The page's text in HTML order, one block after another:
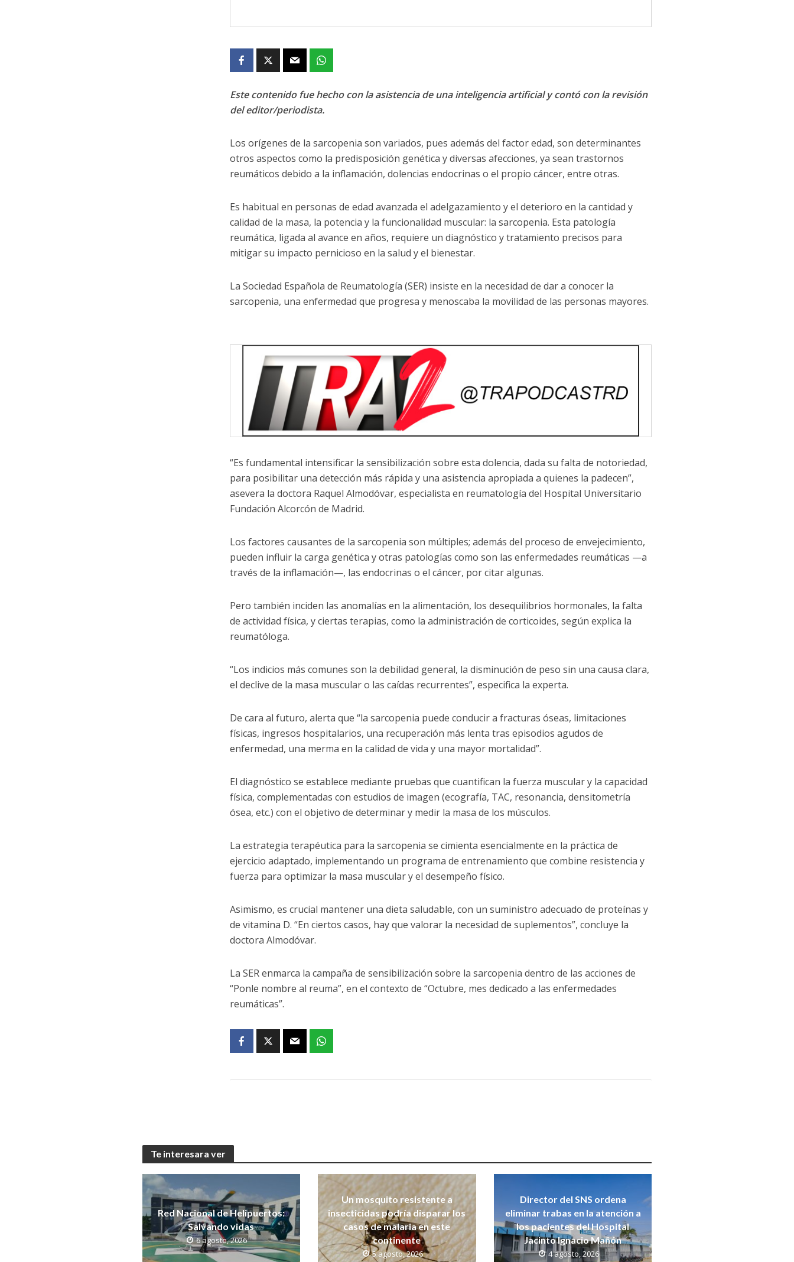
Este contenido fue hecho con la asistencia de una inteligencia artificial y contó con la revisión
del editor/periodista.
Los orígenes de la sarcopenia son variados, pues además del factor edad, son determinantes
otros aspectos como la predisposición genética y diversas afecciones, ya sean trastornos
reumáticos debido a la inflamación, dolencias endocrinas o el propio cáncer, entre otras.
Es habitual en personas de edad avanzada el adelgazamiento y el deterioro en la cantidad y
calidad de la masa, la potencia y la funcionalidad muscular: la sarcopenia. Esta patología
reumática, ligada al avance en años, requiere un diagnóstico y tratamiento precisos para
mitigar su impacto pernicioso en la salud y el bienestar.
La Sociedad Española de Reumatología (SER) insiste en la necesidad de dar a conocer la
sarcopenia, una enfermedad que progresa y menoscaba la movilidad de las personas mayores.
“Es fundamental intensificar la sensibilización sobre esta dolencia, dada su falta de notoriedad,
para posibilitar una detección más rápida y una asistencia apropiada a quienes la padecen”,
asevera la doctora Raquel Almodóvar, especialista en reumatología del Hospital Universitario
Fundación Alcorcón de Madrid.
Los factores causantes de la sarcopenia son múltiples; además del proceso de envejecimiento,
pueden influir la carga genética y otras patologías como son las enfermedades reumáticas —a
través de la inflamación—, las endocrinas o el cáncer, por citar algunas.
Pero también inciden las anomalías en la alimentación, los desequilibrios hormonales, la falta
de actividad física, y ciertas terapias, como la administración de corticoides, según explica la
reumatóloga.
“Los indicios más comunes son la debilidad general, la disminución de peso sin una causa clara,
el declive de la masa muscular o las caídas recurrentes”, especifica la experta.
De cara al futuro, alerta que “la sarcopenia puede conducir a fracturas óseas, limitaciones
físicas, ingresos hospitalarios, una recuperación más lenta tras episodios agudos de
enfermedad, una merma en la calidad de vida y una mayor mortalidad”.
El diagnóstico se establece mediante pruebas que cuantifican la fuerza muscular y la capacidad
física, complementadas con estudios de imagen (ecografía, TAC, resonancia, densitometría
ósea, etc.) con el objetivo de determinar y medir la masa de los músculos.
La estrategia terapéutica para la sarcopenia se cimienta esencialmente en la práctica de
ejercicio adaptado, implementando un programa de entrenamiento que combine resistencia y
fuerza para optimizar la masa muscular y el desempeño físico.
Asimismo, es crucial mantener una dieta saludable, con un suministro adecuado de proteínas y
de vitamina D. “En ciertos casos, hay que valorar la necesidad de suplementos”, concluye la
doctora Almodóvar.
La SER enmarca la campaña de sensibilización sobre la sarcopenia dentro de las acciones de
“Ponle nombre al reuma”, en el contexto de “Octubre, mes dedicado a las enfermedades
reumáticas”.
Te interesara ver
Red Nacional de Helipuertos:
Salvando vidas
6 agosto, 2026
Un mosquito resistente a
insecticidas podría disparar los
casos de malaria en este
continente
5 agosto, 2026
Director del SNS ordena
eliminar trabas en la atención a
los pacientes del Hospital
Jacinto Ignacio Mañón
4 agosto, 2026